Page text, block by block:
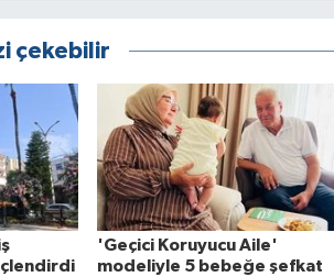
çekebilir
'Geçici Koruyucu Aile'
modeliyle 5 bebeğe şefkat